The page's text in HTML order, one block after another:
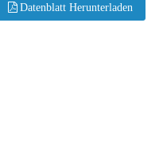
Datenblatt Herunterladen